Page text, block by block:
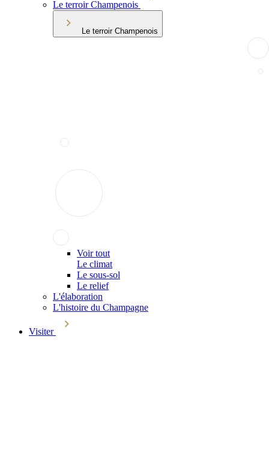
Le terroir Champenois
Le terroir Champenois
Voir tout
Le climat
Le sous-sol
Le relief
L'élaboration
L'histoire du Champagne
Visiter